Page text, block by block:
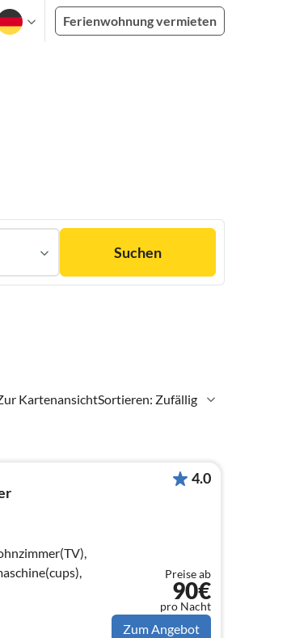
Ferienwohnung vermieten
Suchen
KartenansichtSortieren: Zufällig
4.0
Preise ab
90€
pro Nacht
Zum Angebot